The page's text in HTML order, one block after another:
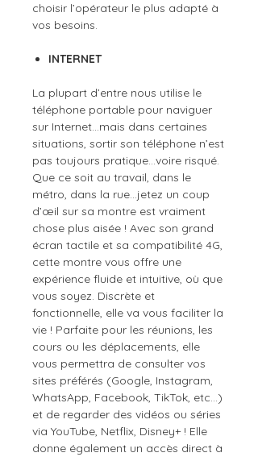
choisir l’opérateur le plus adapté à
vos besoins.
INTERNET
La plupart d’entre nous utilise le
téléphone portable pour naviguer
sur Internet…mais dans certaines
situations, sortir son téléphone n’est
pas toujours pratique…voire risqué.
Que ce soit au travail, dans le
métro, dans la rue...jetez un coup
d’œil sur sa montre est vraiment
chose plus aisée ! Avec son grand
écran tactile et sa compatibilité 4G,
cette montre vous offre une
expérience fluide et intuitive, où que
vous soyez. Discrète et
fonctionnelle, elle va vous faciliter la
vie ! Parfaite pour les réunions, les
cours ou les déplacements, elle
vous permettra de consulter vos
sites préférés (Google, Instagram,
WhatsApp, Facebook, TikTok, etc...)
et de regarder des vidéos ou séries
via YouTube, Netflix, Disney+ ! Elle
donne également un accès direct à